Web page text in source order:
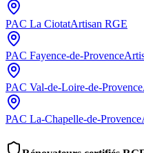
PAC La CiotatArtisan RGE
PAC Fayence-de-Provence
PAC Val-de-Loire-de-Provence
PAC La-Chapelle-de-Provence